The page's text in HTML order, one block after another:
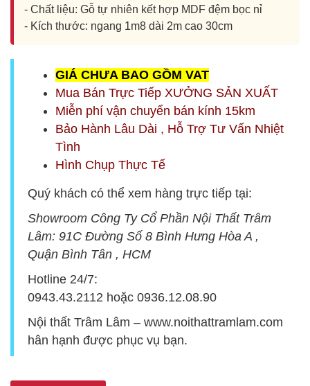
- Chất liệu: Gỗ tự nhiên kết hợp MDF đệm bọc nỉ
- Kích thước: ngang 1m8 dài 2m cao 30cm
GIÁ CHƯA BAO GỒM VAT
Mua Bán Trực Tiếp XƯỞNG SẢN XUẤT
Miễn phí vận chuyển bán kính 15km
Bảo Hành Lâu Dài , Hỗ Trợ Tư Vấn Nhiệt
Tình
Hình Chụp Thực Tế
Quý khách có thể xem hàng trực tiếp tại:
Showroom Công Ty Cổ Phần Nội Thất Trâm
Lâm: 91C Đường Số 8 Bình Hưng Hòa A ,
Quận Bình Tân , HCM
Hotline 24/7:
0943.43.2112 hoặc 0936.12.08.90
Nội thất Trâm Lâm – www.noithattramlam.com
hân hạnh được phục vụ bạn.